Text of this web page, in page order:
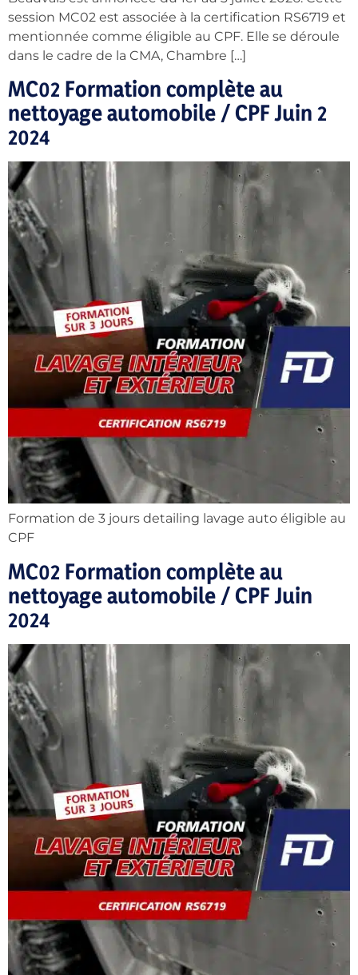
session MC02 est associée à la certification RS6719 et
mentionnée comme éligible au CPF. Elle se déroule
dans le cadre de la CMA, Chambre […]
MC02 Formation complète au
nettoyage automobile / CPF Juin 2
2024
Formation de 3 jours detailing lavage auto éligible au
CPF
MC02 Formation complète au
nettoyage automobile / CPF Juin
2024